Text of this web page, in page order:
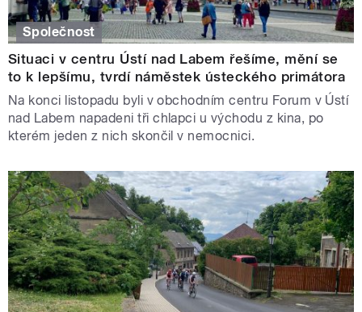
Společnost
Situaci v centru Ústí nad Labem řešíme, mění se
to k lepšímu, tvrdí náměstek ústeckého primátora
Na konci listopadu byli v obchodním centru Forum v Ústí
nad Labem napadeni tři chlapci u východu z kina, po
kterém jeden z nich skončil v nemocnici.